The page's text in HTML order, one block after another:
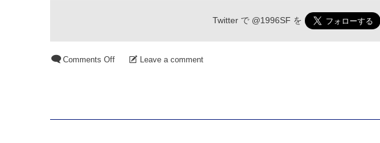
Twitter で @1996SF を
Comments Off Leave a comment